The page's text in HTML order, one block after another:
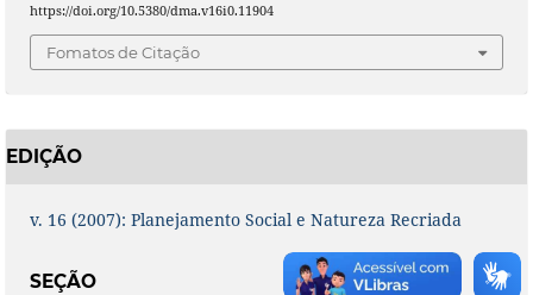
https://doi.org/10.5380/dma.v16i0.11904
Fomatos de Citação
EDIÇÃO
v. 16 (2007): Planejamento Social e Natureza Recriada
SEÇÃO